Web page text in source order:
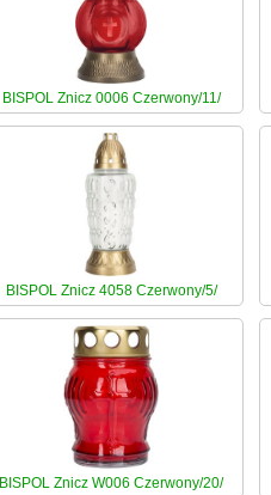
BISPOL Znicz 0006 Czerwony/11/
BISPOL Znicz 4058 Czerwony/5/
BISPOL Znicz W006 Czerwony/20/